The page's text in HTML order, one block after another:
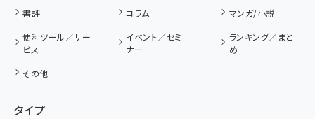
書評 コラム
マンガ/小説
便利ツール／サー
ビス
イベント／セミ
ナー
ランキング／まと
め
その他
タイプ